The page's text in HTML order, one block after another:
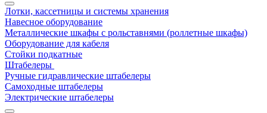
Лотки, кассетницы и системы хранения
Навесное оборудование
Металлические шкафы с рольставнями (роллетные шкафы)
Оборудование для кабеля
Стойки подкатные
Штабелеры
Ручные гидравлические штабелеры
Самоходные штабелеры
Электрические штабелеры